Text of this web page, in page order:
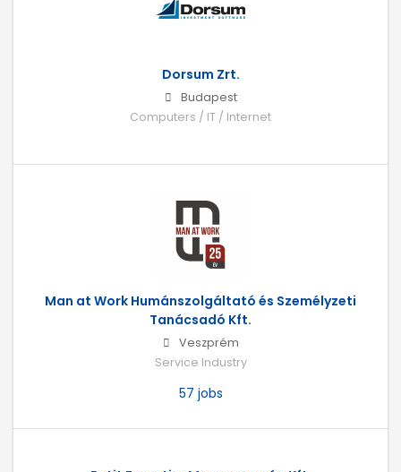
Dorsum Zrt.
Budapest
Computers / IT / Internet
Man at Work Humánszolgáltató és Személyzeti
Tanácsadó Kft.
Veszprém
Service Industry
57 jobs